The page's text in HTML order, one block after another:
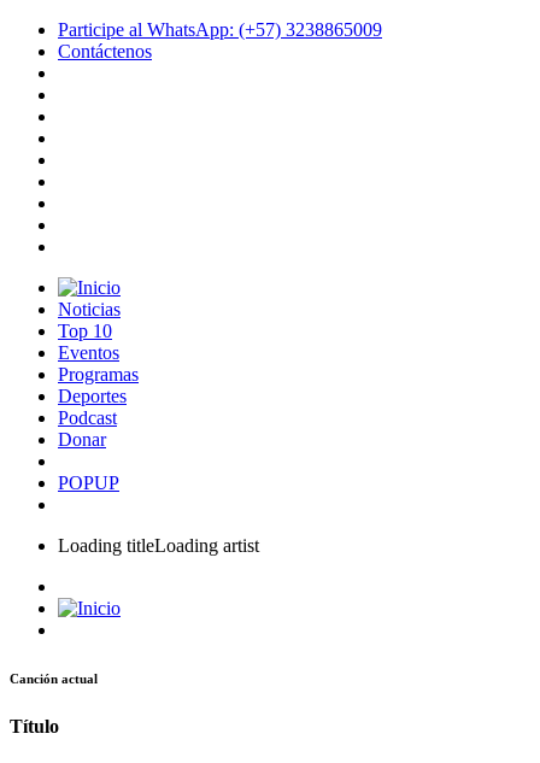
Participe al WhatsApp: (+57) 3238865009
Contáctenos
Noticias
Top 10
Eventos
Programas
Deportes
Podcast
Donar
POPUP
Loading titleLoading artist
Canción actual
Título